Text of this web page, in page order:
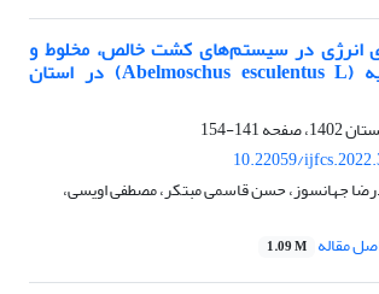
انرژی در سیستم‌های کشت خالص، مخلوط و
جنگل زراعی بامیه (Abelmoschus esculentus L) در استان
141-154
10.22059/
جهانسوز، حسن قاسمی مبتکر، مصطفی اویسی،
مقاله 1.09 M